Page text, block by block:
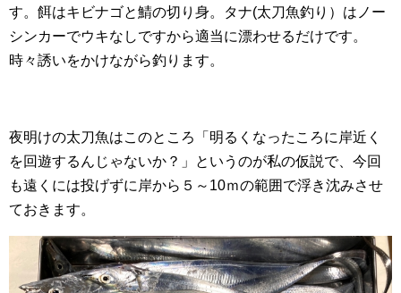
す。餌はキビナゴと鯖の切り身。タナ(太刀魚釣り）はノー
シンカーでウキなしですから適当に漂わせるだけです。
時々誘いをかけながら釣ります。
夜明けの太刀魚はこのところ「明るくなったころに岸近く
を回遊するんじゃないか？」というのが私の仮説で、今回
も遠くには投げずに岸から５～10ｍの範囲で浮き沈みさせ
ておきます。